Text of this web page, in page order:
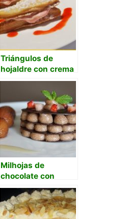
Triángulos de
hojaldre con crema
de fresas
Milhojas de
chocolate con
crema de castañas
al ron